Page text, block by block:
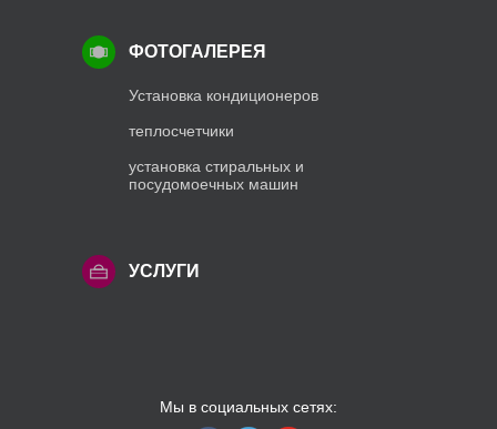
ФОТОГАЛЕРЕЯ
Установка кондиционеров
теплосчетчики
установка стиральных и
посудомоечных машин
УСЛУГИ
Мы в социальных сетях: